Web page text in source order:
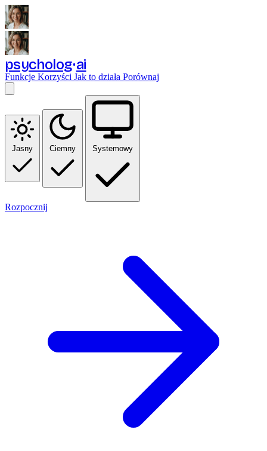
psycholog ai
Funkcje Korzyści Jak to działa Porównaj
Jasny Ciemny Systemowy
Rozpocznij